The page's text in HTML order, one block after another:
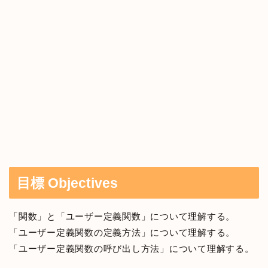
目標 Objectives
「関数」と「ユーザー定義関数」について理解する。
「ユーザー定義関数の定義方法」について理解する。
「ユーザー定義関数の呼び出し方法」について理解する。